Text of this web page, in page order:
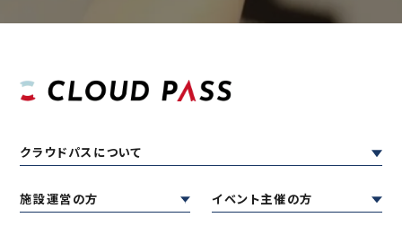
クラウドパスについて
施設運営の方 イベント主催の方